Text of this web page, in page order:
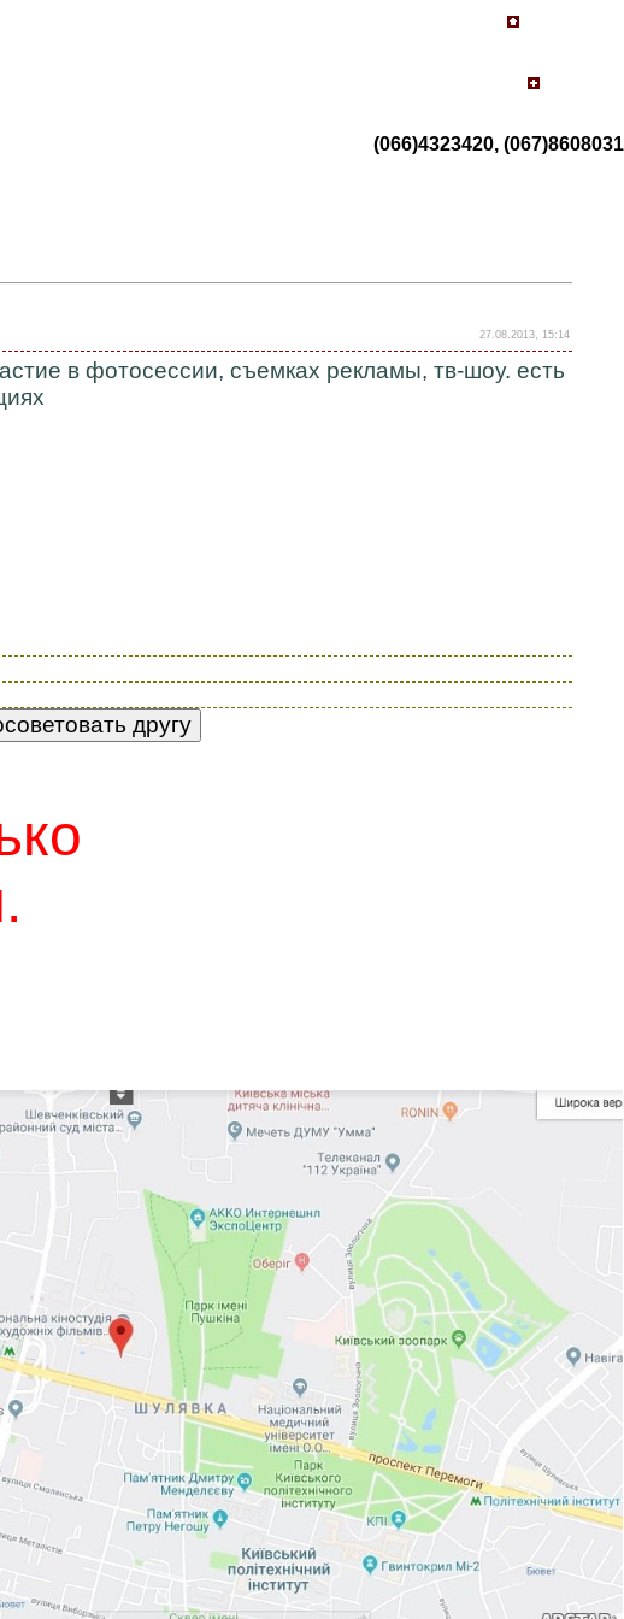
(066)4323420, (067)8608031
27.08.2013, 15:14
в фотосессии, съемках рекламы, тв-шоу. есть